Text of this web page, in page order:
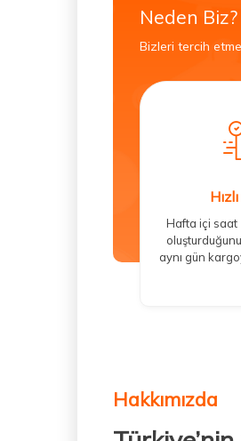
Neden Biz?
Bizleri tercih
Hafta içi saat
aynı gün
Hakkımızda